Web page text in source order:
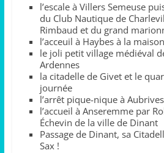
l’escale à Villers Semeuse
du Club Nautique de
Rimbaud et du grand
l’acceuil à Haybes à la
le joli petit village médiéval
Ardennes
la citadelle de Givet et le
journée
l’arrêt pique-nique à Aubrives
l’accueil à Anseremme par
Échevin de la ville de Dinant
Passage de Dinant, sa
Sax !